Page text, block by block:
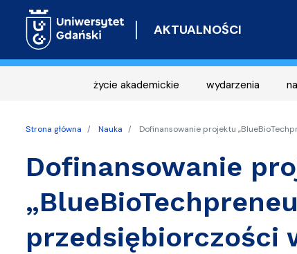
AKTUALNOŚCI
życie akademickie wydarzenia
Strona główna Nauka Dofinansowanie projektu
Dofinansowanie
przedsiębiorczości